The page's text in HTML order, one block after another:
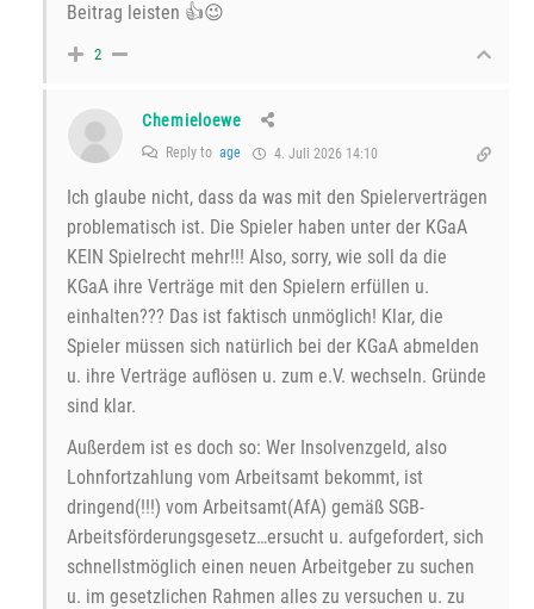
Beitrag leisten 👍😉
2
Chemieloewe
Reply to age 4. Juli 2026 14:10
Ich glaube nicht, dass da was mit den Spielerverträgen
problematisch ist. Die Spieler haben unter der KGaA
KEIN Spielrecht mehr!!! Also, sorry, wie soll da die
KGaA ihre Verträge mit den Spielern erfüllen u.
einhalten??? Das ist faktisch unmöglich! Klar, die
Spieler müssen sich natürlich bei der KGaA abmelden
u. ihre Verträge auflösen u. zum e.V. wechseln. Gründe
sind klar.
Außerdem ist es doch so: Wer Insolvenzgeld, also
Lohnfortzahlung vom Arbeitsamt bekommt, ist
dringend(!!!) vom Arbeitsamt(AfA) gemäß SGB-
Arbeitsförderungsgesetz…ersucht u. aufgefordert, sich
schnellstmöglich einen neuen Arbeitgeber zu suchen
u. im gesetzlichen Rahmen alles zu versuchen u. zu